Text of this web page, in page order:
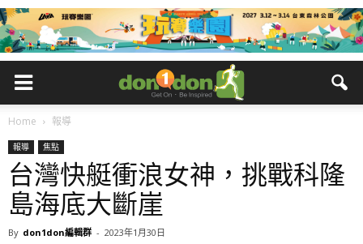
Home 報導
報導 焦點
台灣快艇衝浪女神，挑戰科隆
島海底大斷崖
By don1don編輯群 - 2023年1月30日